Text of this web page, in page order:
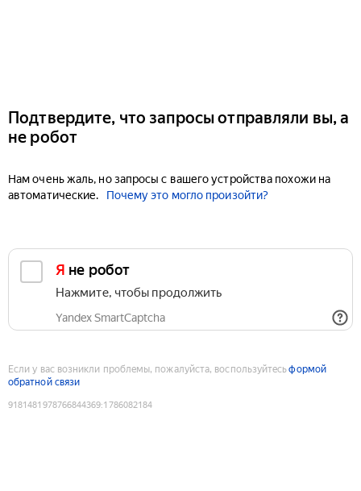
Подтвердите, что запросы отправляли вы, а
не робот
Нам очень жаль, но запросы с вашего устройства похожи на
автоматические.
Почему это могло произойти?
Я не робот
Нажмите, чтобы продолжить
Yandex SmartCaptcha
Если у вас возникли проблемы, пожалуйста, воспользуйтесьформой
обратной связи
9181481978766844369:1786082184